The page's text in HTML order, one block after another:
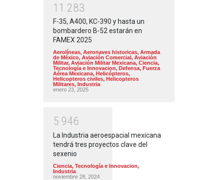
1 1 283
F-35, A400, KC-390 y hasta un
bombardero B-52 estarán en
FAMEX 2025
Aerolíneas, Aeronaves historicas, Armada
de México, Aviación Comercial , Aviación
Militar, Aviación Militar Mexicana, Ciencia,
Tecnología e Innovacion, Defensa, Fuerza
Aérea Mexicana, Helicópteros,
Helicopteros civiles, Helicopteros
Militares, Industria
enero 23, 2025
5 946
La Industria aeroespacial mexicana
tendrá tres proyectos clave del
sexenio
Ciencia, Tecnología e Innovacion,
Industria
noviembre 28, 2024